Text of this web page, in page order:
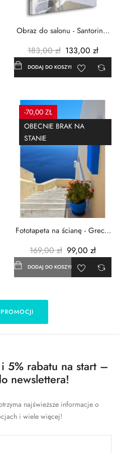
Obraz do salonu - Santorini -
183,00 zł 133,00 zł
DODAJ DO KOSZYKA
-70,00 ZŁ
OBECNIE BRAK NA
STANIE
Fototapeta na ścianę - Grecja
169,00 zł 99,00 zł
DODAJ DO KOSZYKA
5% rabatu na start –
newslettera!
najświeższe informacje o
i wiele więcej!